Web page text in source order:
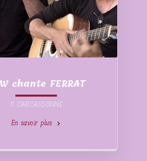
chante FERRAT
11 CARCASSONNE
En savoir plus